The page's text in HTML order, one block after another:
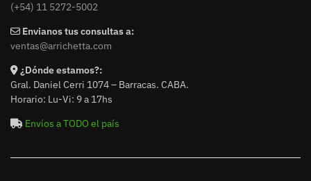
(+54) 11 5272-5002
Envianos tus consultas a:
ventas@arrichetta.com
¿Dónde estamos?:
Gral. Daniel Cerri 1074 – Barracas. CABA.
Horario: Lu-Vi: 9 a 17hs
Envíos a TODO el país